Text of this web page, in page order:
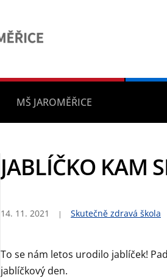
MŠ JAROMĚŘICE
JABLÍČKO KAM
14. 11. 2021 Skutečně zdravá škola
To se nám letos urodilo jablíček!
jablíčkový den.